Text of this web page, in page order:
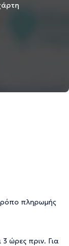
πληρωμής
ώρες πριν. Για